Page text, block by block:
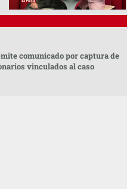
comunicado por captura de
vinculados al caso